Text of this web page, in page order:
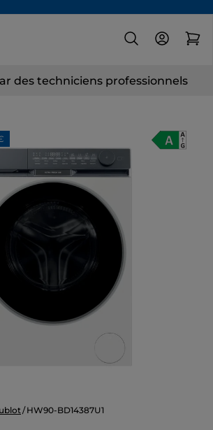
des techniciens professionnels
HW90-BD14387U1